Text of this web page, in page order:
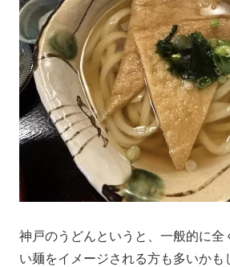
神戸のうどんというと、一般的に全
い麺をイメージされる方も多いかも